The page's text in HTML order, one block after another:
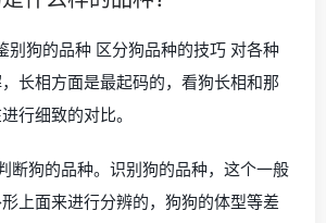
别狗的品种 区分狗品种的技巧 对各种
长相方面是最起码的，看狗长相和那
行细致的对比。
断狗的品种。识别狗的品种，这个一般
上面来进行分辨的，狗狗的体型等差